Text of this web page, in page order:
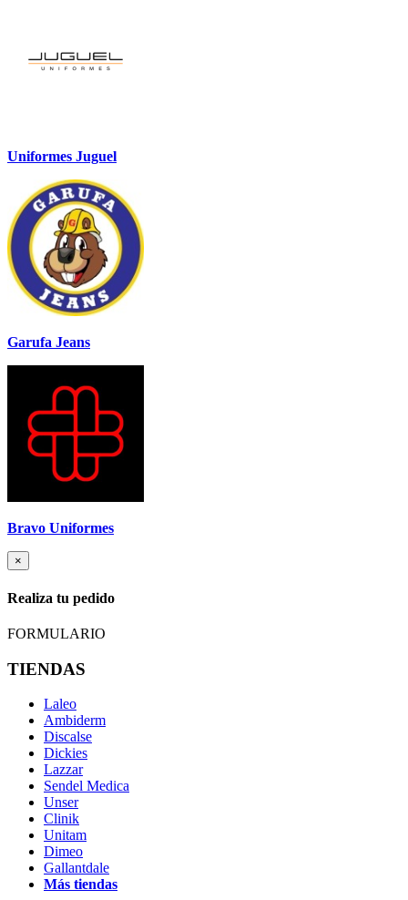
Uniformes Juguel
Garufa Jeans
Bravo Uniformes
×
Realiza tu pedido
FORMULARIO
TIENDAS
Laleo
Ambiderm
Discalse
Dickies
Lazzar
Sendel Medica
Unser
Clinik
Unitam
Dimeo
Gallantdale
Más tiendas